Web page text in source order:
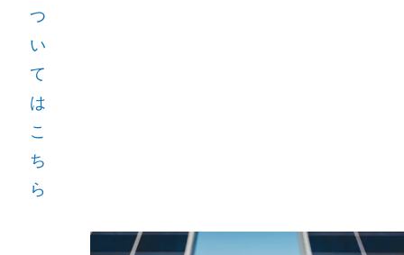
つ
い
て
は
こ
ち
ら